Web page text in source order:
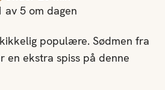
av 5 om dagen
populære. Sødmen fra
en ekstra spiss på denne